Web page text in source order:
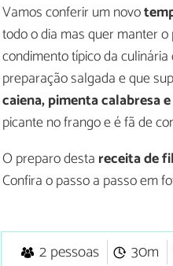
Vamos conferir um novo
todo o dia mas quer manter
condimento típico da
preparação salgada e que
caiena, pimenta calabresa
picante no frango e é fã de
O preparo desta receita de
Confira o passo a passo em
2 pessoas 30m